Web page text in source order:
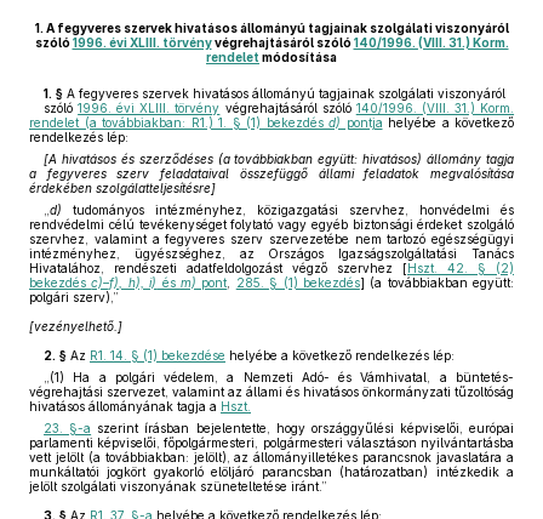
1. A fegyveres szervek hivatásos állományú tagjainak szolgálati viszonyáról
szóló 1996. évi XLIII. törvényvégrehajtásáról szóló 140/1996. (VIII. 31.) Korm.
rendelet módosítása
1. § A fegyveres szervek hivatásos állományú tagjainak szolgálati viszonyáról
szóló1996. évi XLIII. törvény végrehajtásáról szóló 140/1996. (VIII. 31.) Korm.
rendelet (a továbbiakban: R1.) 1. § (1) bekezdés d) pontja helyébe a következő
rendelkezés lép:
[A hivatásos és szerződéses (a továbbiakban együtt: hivatásos) állomány tagja
a fegyveres szerv feladataival összefüggő állami feladatok megvalósítása
érdekében szolgálatteljesítésre]
d) tudományos intézményhez, közigazgatási szervhez, honvédelmi és
rendvédelmi célú tevékenységet folytató vagy egyéb biztonsági érdeket szolgáló
szervhez, valamint a fegyveres szerv szervezetébe nem tartozó egészségügyi
intézményhez, ügyészséghez, az Országos Igazságszolgáltatási Tanács
Hivatalához, rendészeti adatfeldolgozást végző szervhez [Hszt. 42. § (2)
bekezdésc)–f), h), i) és m) pont 285. § (1) bekezdés] (a továbbiakban együtt:
polgári szerv),”
[vezényelhető.]
2. § Az R1. 14. § (1) bekezdése helyébe a következő rendelkezés lép:
„(1) Ha a polgári védelem, a Nemzeti Adó- és Vámhivatal, a büntetés-
végrehajtási szervezet, valamint az állami és hivatásos önkormányzati tűzoltóság
hivatásos állományának tagja a Hszt.
23. §-a szerint írásban bejelentette, hogy országgyűlési képviselői, európai
parlamenti képviselői, főpolgármesteri, polgármesteri választáson nyilvántartásba
vett jelölt (a továbbiakban: jelölt), az állományilletékes parancsnok javaslatára a
munkáltatói jogkört gyakorló elöljáró parancsban (határozatban) intézkedik a
jelölt szolgálati viszonyának szüneteltetése iránt.”
3. § Az R1. 37. §-a helyébe a következő rendelkezés lép: